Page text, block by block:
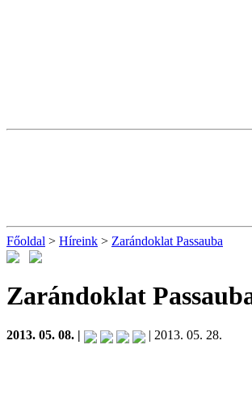
Főoldal > Híreink > Zarándoklat Passauba
Zarándoklat
2013. 05. 08. | | 2013. 05. 28.